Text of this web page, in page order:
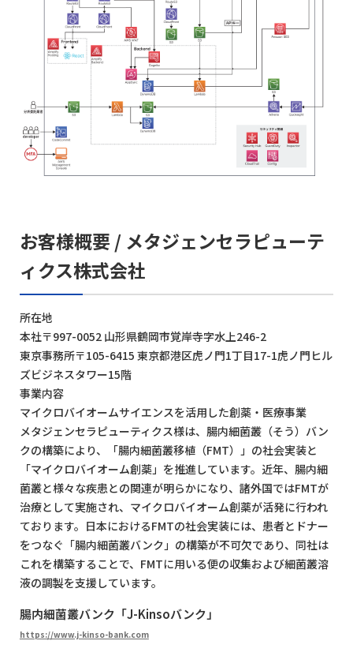
お客様概要 / メタジェンセラピューテ
ィクス株式会社
所在地
本社〒997-0052 山形県鶴岡市覚岸寺字水上246-2
東京事務所〒105-6415 東京都港区虎ノ門1丁目17-1虎ノ門ヒル
ズビジネスタワー15階
事業内容
マイクロバイオームサイエンスを活用した創薬・医療事業
メタジェンセラピューティクス様は、腸内細菌叢（そう）バン
クの構築により、「腸内細菌叢移植（FMT）」の社会実装と
「マイクロバイオーム創薬」を推進しています。近年、腸内細
菌叢と様々な疾患との関連が明らかになり、諸外国ではFMTが
治療として実施され、マイクロバイオーム創薬が活発に行われ
ております。日本におけるFMTの社会実装には、患者とドナー
をつなぐ「腸内細菌叢バンク」の構築が不可欠であり、同社は
これを構築することで、FMTに用いる便の収集および細菌叢溶
液の調製を支援しています。
腸内細菌叢バンク「J-Kinsoバンク」
https://www.j-kinso-bank.com